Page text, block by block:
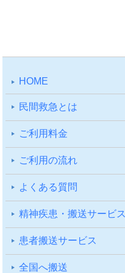
HOME
⺠間救急とは
ご利⽤料⾦
ご利⽤の流れ
よくある質問
精神疾患・搬送サービス
患者搬送サービス
全国へ搬送